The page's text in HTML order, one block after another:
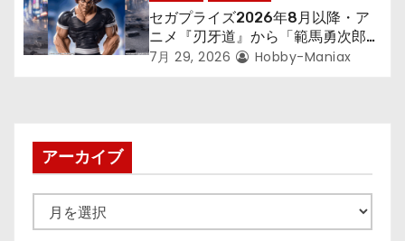
セガプライズ2026年8月以降・ア
ニメ『刃牙道』から「範馬勇次郎」
が登場ッッ!!
7月 29, 2026 Hobby-Maniax
アーカイブ
ー